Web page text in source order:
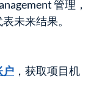
管理，
未来结果。
户 ，获取项目机